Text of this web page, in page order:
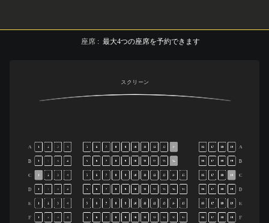
座席 : 最大4つの座席を予約できます
スクリーン
A
B
C
D
E
F
A
B
C
D
E
F
1 2 3 4 5 6 7 8 9 10 11 12 13 14 16 17 18 19
1 2 3 4 5 6 7 8 9 10 11 12 13 14 16 17 18 19
1 2 3 4 5 6 7 8 9 10 11 12 13 14 15 16 17 18 19
1 2 3 4 5 6 7 8 9 10 11 12 13 14 15 16 17 18 19
2 3 4 5 6 7 8 9 10 12 13 14 15 16 17 18 19
1 2 3 4 5 6 7 8 9 10 11 12 13 14 15 16 17 18 19